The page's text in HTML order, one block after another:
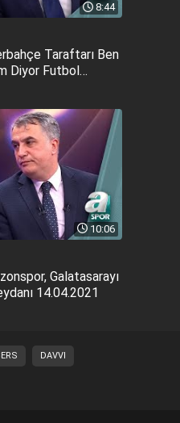
8:44
Taraftarı Ben
Diyor Futbol
10:06
Galatasarayı
14.04.2021
DAVVI